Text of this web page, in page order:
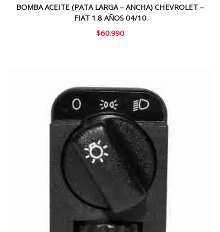
BOMBA ACEITE (PATA LARGA – ANCHA) CHEVROLET –
FIAT 1.8 AÑOS 04/10
$60.990